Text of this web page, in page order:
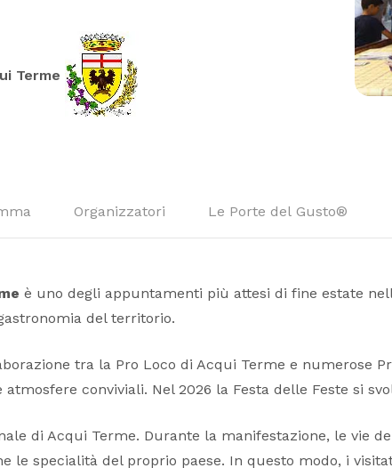
Terme
Organizzatori Le Porte del Gusto®
è uno degli appuntamenti più attesi di fine estate
del territorio.
tra la Pro Loco di Acqui Terme e numerose
conviviali. Nel 2026 la Festa delle Feste si
di Acqui Terme. Durante la manifestazione, le vie
le specialità del proprio paese. In questo modo, i